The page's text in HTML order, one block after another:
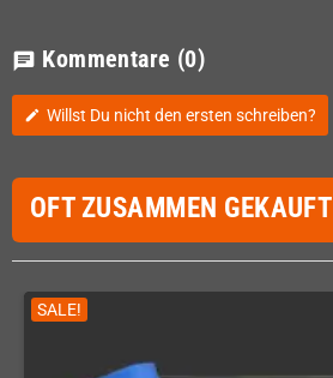
chat Kommentare (0)
edit Willst Du nicht den ersten schreiben?
OFT ZUSAMMEN GEKAUFT
SALE!